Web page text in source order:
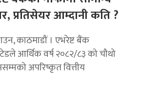
प्रतिसेयर आम्दानी कति ?
काठमाडौं । एभरेष्ट बैंक
आर्थिक वर्ष २०८२/८३ को चौथो
अपरिष्कृत वित्तीय